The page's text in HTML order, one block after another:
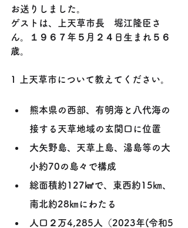
お送りしました。
ゲストは、上天草市長　堀江隆臣さ
ん。１９６７年５月２４日生まれ５６
歳。
1 上天草市について教えてください。
熊本県の西部、有明海と八代海の
接する天草地域の玄関口に位置
大矢野島、天草上島、湯島等の大
小約70の島々で構成
総面積約127㎢で、東西約15㎞、
南北約28㎞にわたる
人口２万4,285人（2023年(令和5